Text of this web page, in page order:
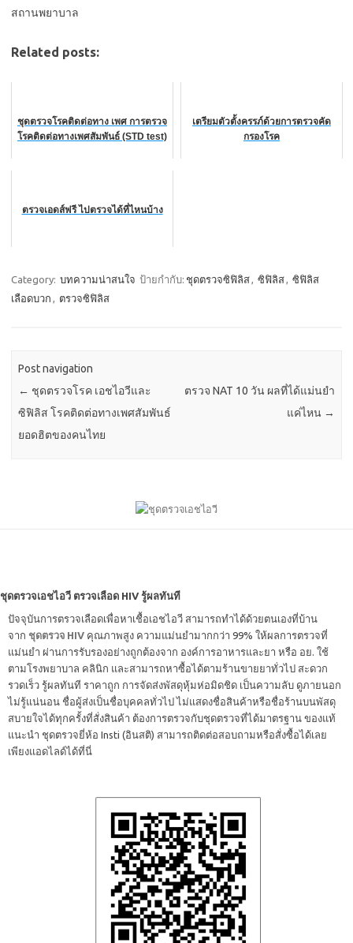
สถานพยาบาล
Related posts:
ชุดตรวจโรคติดต่อทาง เพศ การตรวจ
โรคติดต่อทางเพศสัมพันธ์ (STD test)
เตรียมตัวตั้งครรภ์ด้วยการตรวจคัด
กรองโรค
ตรวจเอดส์ฟรี ไปตรวจได้ที่ไหนบ้าง
Category: บทความน่าสนใจ ป้ายกำกับ: ชุดตรวจซิฟิลิส, ซิฟิลิส, ซิฟิลิส
เลือดบวก , ตรวจซิฟิลิส
Post navigation
← ชุดตรวจโรค เอชไอวีและ
ซิฟิลิส โรคติดต่อทางเพศสัมพันธ์
ยอดฮิตของคนไทย
ตรวจ NAT 10 วัน ผลที่ได้แม่นยำ
แค่ไหน →
ชุดตรวจเอชไอวี ตรวจเลือด HIV รู้ผลทันที
ปัจจุบันการตรวจเลือดเพื่อหาเชื้อเอชไอวี สามารถทำได้ด้วยตนเองที่บ้าน
จาก ชุดตรวจ HIV คุณภาพสูง ความแม่นยำมากกว่า 99% ให้ผลการตรวจที่
แม่นยำ ผ่านการรับรองอย่างถูกต้องจาก องค์การอาหารและยา หรือ อย. ใช้
ตามโรงพยาบาล คลินิก และสามารถหาซื้อได้ตามร้านขายยาทั่วไป สะดวก
รวดเร็ว รู้ผลทันที ราคาถูก การจัดส่งพัสดุหุ้มห่อมิดชิด เป็นความลับ ดูภายนอก
ไม่รู้แน่นอน ชื่อผู้ส่งเป็นชื่อบุคคลทั่วไป ไม่แสดงชื่อสินค้าหรือชื่อร้านบนพัสดุ
สบายใจได้ทุกครั้งที่สั่งสินค้า ต้องการตรวจกับชุดตรวจที่ได้มาตรฐาน ของแท้
แนะนำ ชุดตรวจยี่ห้อ Insti (อินสติ) สามารถติดต่อสอบถามหรือสั่งซื้อได้เลย
เพียงแอดไลด์ได้ที่นี่